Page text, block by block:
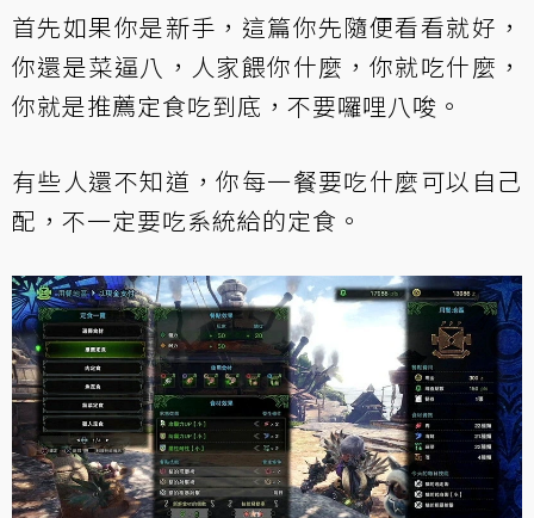
首先如果你是新手，這篇你先隨便看看就好，
你還是菜逼八，人家餵你什麼，你就吃什麼，
你就是推薦定食吃到底，不要囉哩八唆。
有些人還不知道，你每一餐要吃什麼可以自己
配，不一定要吃系統給的定食。